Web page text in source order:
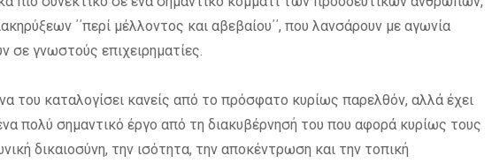
΄΄περί μέλλοντος και αβεβαίου΄΄, που λανσάρουν με αγωνία
σε γνωστούς επιχειρηματίες.
του καταλογίσει κανείς από το πρόσφατο κυρίως παρελθόν, αλλά έχει
πολύ σημαντικό έργο από τη διακυβέρνησή του που αφορά κυρίως τους
δικαιοσύνη, την ισότητα, την αποκέντρωση και την τοπική